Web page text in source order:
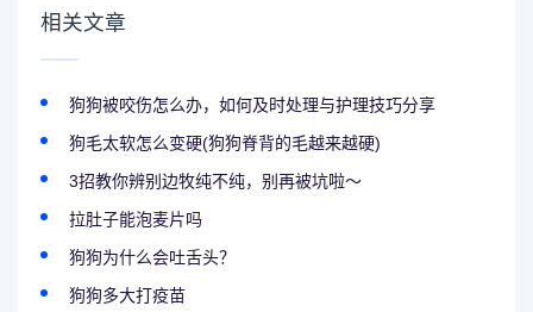
相关文章
狗狗被咬伤怎么办，如何及时处理与护理技巧分享
狗毛太软怎么变硬(狗狗脊背的毛越来越硬)
3招教你辨别边牧纯不纯，别再被坑啦～
拉肚子能泡麦片吗
狗狗为什么会吐舌头？
狗狗多大打疫苗